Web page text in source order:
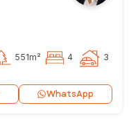
551m² 4 3
WhatsApp